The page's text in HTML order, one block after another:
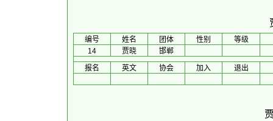
编号 姓名 团体 性别
等级
14
贾晓
邯郸
报名
英文 协会 加入 退出